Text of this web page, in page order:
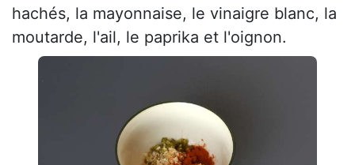
hachés, la mayonnaise, le vinaigre blanc, la
moutarde, l'ail, le paprika et l'oignon.